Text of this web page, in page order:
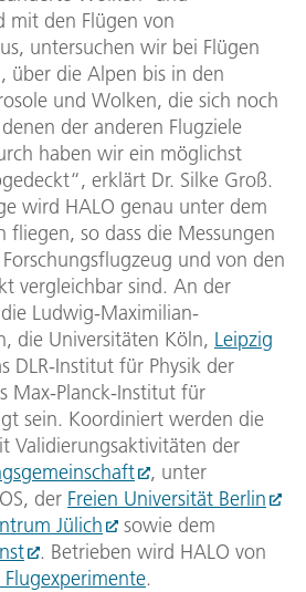
mit den Flügen von
untersuchen wir bei Flügen
über die Alpen bis in den
und Wolken, die sich noch
der anderen Flugziele
haben wir ein möglichst
erklärt Dr. Silke Groß.
wird HALO genau unter dem
fliegen, so dass die Messungen
und von den
vergleichbar sind. An der
Ludwig-Maximilian-
die Universitäten Köln, Leipzig
DLR-Institut für Physik der
Max-Planck-Institut für
sein. Koordiniert werden die
Validierungsaktivitäten der
, unter
der Freien Universität Berlin
Jülich
sowie dem
. Betrieben wird HALO von
.